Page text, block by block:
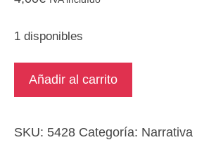
1 disponibles
Donantes
Añadir al carrito
SKU: 5428 Categoría: Narrativa